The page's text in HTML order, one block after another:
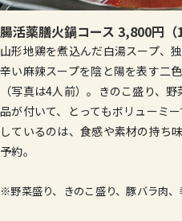
腸活薬膳火鍋コース 3,800円（1
山形地鶏を煮込んだ白湯スープ、
辛い麻辣スープを陰と陽を表す二
（写真は4人前）。きのこ盛り、
品が付いて、とってもボリューミ
しているのは、食感や素材の持ち
予約。
※野菜盛り、きのこ盛り、豚バラ肉